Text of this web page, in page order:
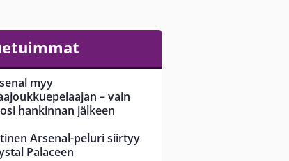
myy
– vain
hankinnan jälkeen
Arsenal-peluri siirtyy
Palaceen